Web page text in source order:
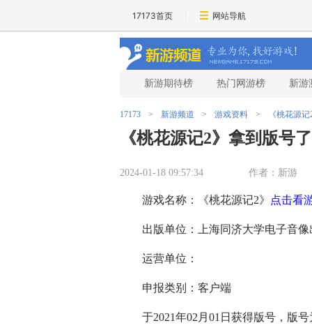
17173首页 网站导航
新游期待榜 热门网游榜 新游
17173 > 新游频道 > 游戏资料 > 《桃花源
《桃花源记2》拿到版号
2024-01-18 09:57:34 作者：新游
游戏名称：《桃花源记2》 点击看
出版单位：上海同济大学电子音
运营单位：
申报类别：客户端
于2021年02月01日获得版号，版号